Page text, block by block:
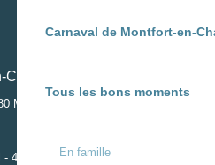
Carnaval de Montfort-en-
Tous les bons moments
En famille
MONTFORT-EN-CHALOSSE
40250 MUGRON